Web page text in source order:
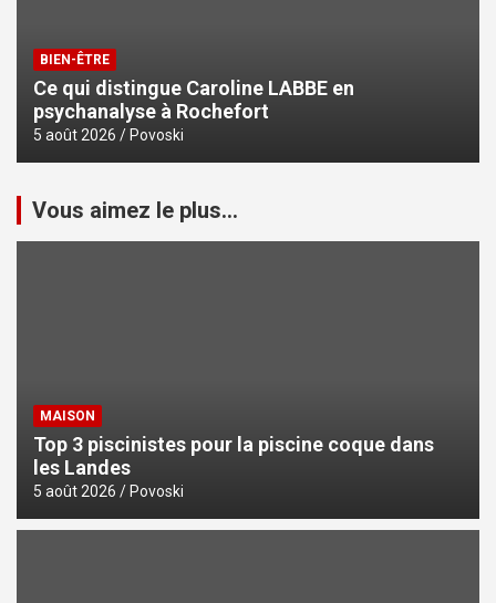
BIEN-ÊTRE
Ce qui distingue Caroline LABBE en
psychanalyse à Rochefort
5 août 2026 Povoski
Vous aimez le plus...
MAISON
Top 3 piscinistes pour la piscine coque dans
les Landes
5 août 2026 Povoski